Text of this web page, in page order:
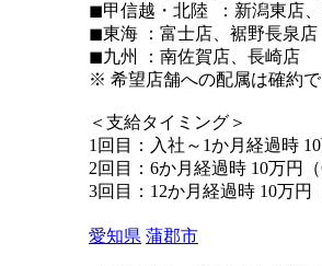
◼︎甲信越・北陸 ：新潟東店
◼︎東海 ：富士店、裾野長泉店
◼︎九州 ：南佐賀店、長崎店
※ 希望店舗への配属は確約
＜支給タイミング＞
1回目：入社～1か月経過時
2回目：6か月経過時 10万円（
3回目：12か月経過時 10万円
愛知県 蒲郡市